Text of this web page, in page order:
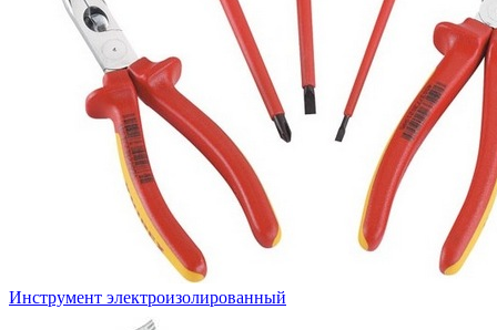
Инструмент электроизолированный